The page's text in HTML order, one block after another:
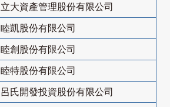
立大資產管理股份有限公司
睦凱股份有限公司
睦創股份有限公司
睦特股份有限公司
呂氏開發投資股份有限公司